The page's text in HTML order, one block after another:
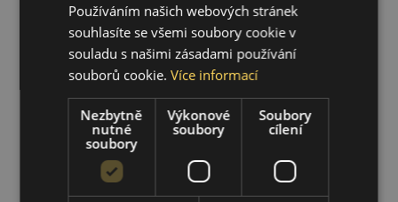
Používáním našich webových stránek
souhlasíte se všemi soubory cookie v
souladu s našimi zásadami používání
souborů cookie.Více informací
Nezbytně
nutné
soubory
Výkonové
soubory
Soubory
cílení